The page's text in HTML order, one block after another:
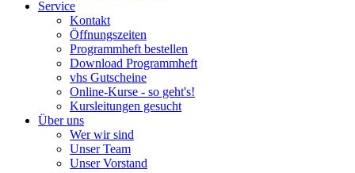
Service
Kontakt
Öffnungszeiten
Programmheft bestellen
Download Programmheft
vhs Gutscheine
Online-Kurse - so geht's!
Kursleitungen gesucht
Über uns
Wer wir sind
Unser Team
Unser Vorstand